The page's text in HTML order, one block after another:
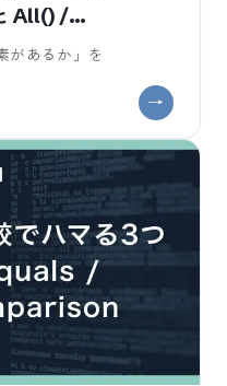
All() /
があるか」を